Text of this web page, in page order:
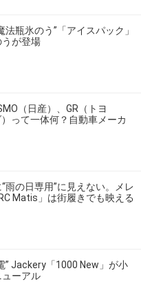
瓶氷のう”「アイスパック」
が登場
（日産）、GR（トヨ
って一体何？自動車メーカ
雨の日専用”に見えない。メレ
Matis」は街履きでも映える
” Jackery「1000 New」が小
ーアル